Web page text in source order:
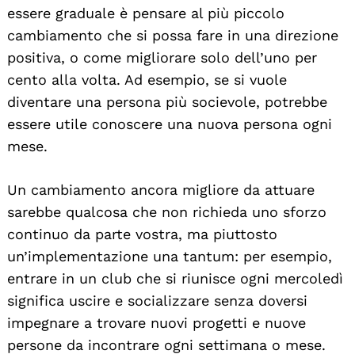
essere graduale è pensare al più piccolo
cambiamento che si possa fare in una direzione
positiva, o come migliorare solo dell’uno per
cento alla volta. Ad esempio, se si vuole
diventare una persona più socievole, potrebbe
essere utile conoscere una nuova persona ogni
mese.
Un cambiamento ancora migliore da attuare
sarebbe qualcosa che non richieda uno sforzo
continuo da parte vostra, ma piuttosto
un’implementazione una tantum: per esempio,
entrare in un club che si riunisce ogni mercoledì
significa uscire e socializzare senza doversi
impegnare a trovare nuovi progetti e nuove
persone da incontrare ogni settimana o mese.